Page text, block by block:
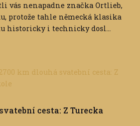
vás nenapadne značka Ortlieb,
protože tahle německá klasika
historicky i technicky dosl...
cesta: Z Turecka